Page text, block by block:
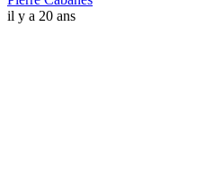
il y a 20 ans